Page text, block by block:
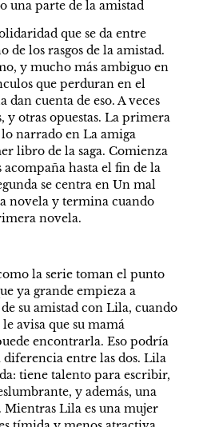
una parte de la amistad
que se da entre
de los rasgos de la amistad.
y mucho más ambiguo en
que perduran en el
cuenta de eso. A veces
y otras opuestas. La primera
narrado en La amiga
libro de la saga. Comienza
hasta el fin de la
se centra en Un mal
novela y termina cuando
novela.
la serie toman el punto
ya grande empieza a
su amistad con Lila, cuando
avisa que su mamá
encontrarla. Eso podría
entre las dos. Lila
tiene talento para escribir,
y además, una
Lila es una mujer